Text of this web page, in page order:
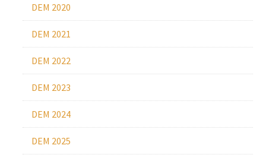
DEM 2020
DEM 2021
DEM 2022
DEM 2023
DEM 2024
DEM 2025